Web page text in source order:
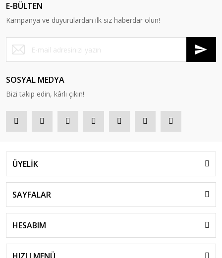
718,67 TL
958,22 TL
898,33 TL
E-BÜLTEN
Kampanya ve duyurulardan ilk siz haberdar olun!
SOSYAL MEDYA
Bizi takip edin, kârlı çıkın!
ÜYELİK
SAYFALAR
HESABIM